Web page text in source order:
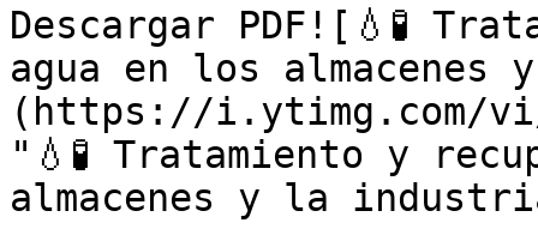
Descargar PDF![💧🧪
agua en los
(https://i.ytimg.com/vi/
"💧🧪 Tratamiento y
almacenes y la